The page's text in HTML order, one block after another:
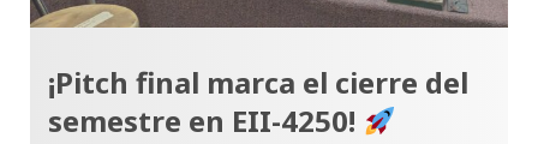
¡Pitch final marca el cierre del
semestre en EII-4250!